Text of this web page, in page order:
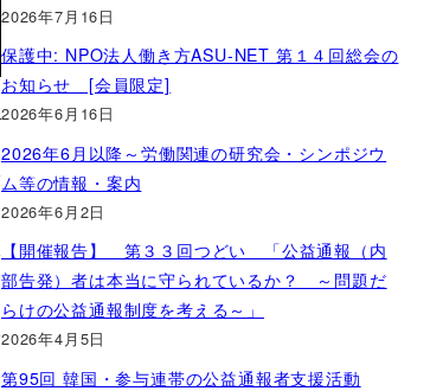
2026年7月16日
保護中: NPO法人働き方ASU-NET 第１４回総会の
お知らせ [会員限定]
2026年6月16日
2026年6月以降～労働関連の研究会・シンポジウ
ム等の情報・案内
2026年6月2日
【開催報告】 第３３回つどい 「公益通報（内
部告発）者は本当に守られているか？ ～問題だ
らけの公益通報制度を考える～」
2026年4月5日
第95回 韓国・参与連帯の公益通報者支援活動